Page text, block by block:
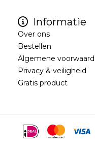
Informatie
Over ons
Bestellen
Algemene
Privacy & veiligheid
Gratis product